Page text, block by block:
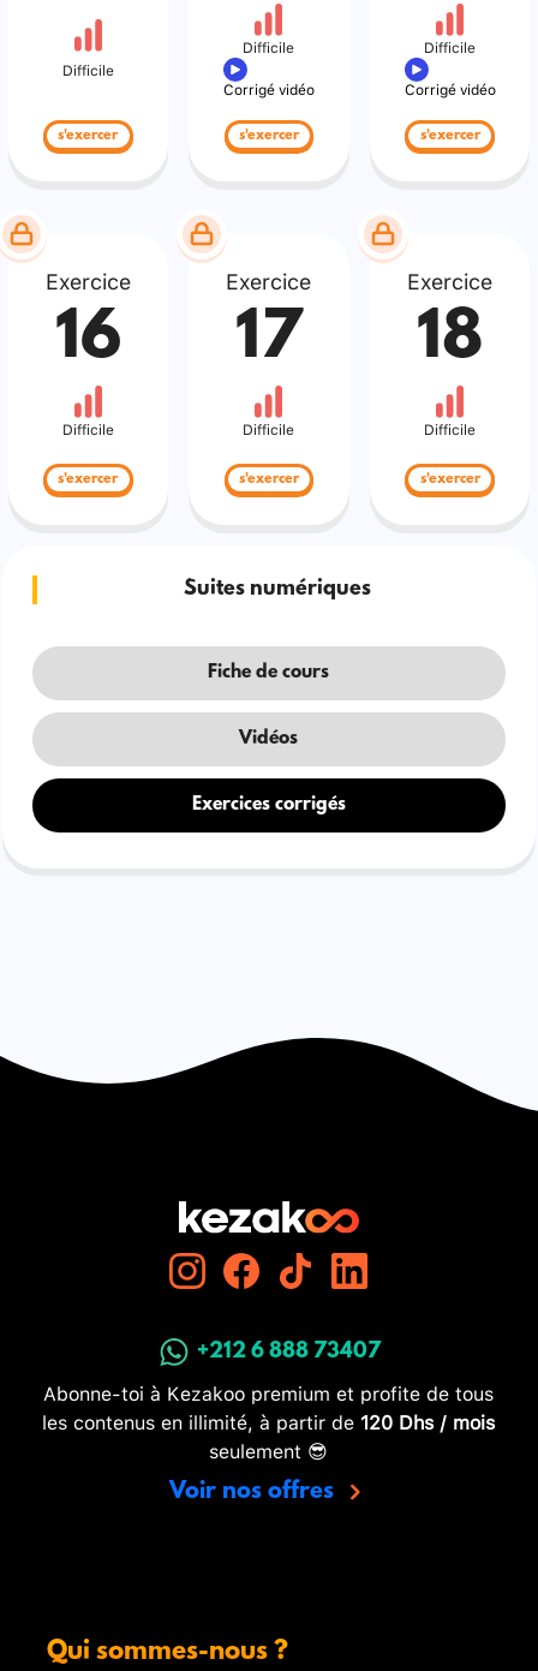
Difficile
s'exercer
Difficile
Corrigé vidéo
s'exercer
Difficile
Corrigé vidéo
s'exercer
Exercice
16
Difficile
s'exercer
Exercice
17
Difficile
s'exercer
Exercice
18
Difficile
s'exercer
Suites numériques
Fiche de cours
Vidéos
Exercices corrigés
+212 6 888 73407
Abonne-toi à Kezakoo premium et profite de tous
les contenus en illimité, à partir de 120 Dhs / mois
seulement 😎
Voir nos offres
Qui sommes-nous ?